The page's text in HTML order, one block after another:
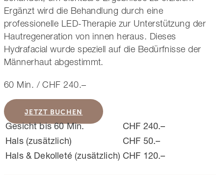
Ergänzt wird die Behandlung durch eine
professionelle LED-Therapie zur Unterstützung der
Hautregeneration von innen heraus. Dieses
Hydrafacial wurde speziell auf die Bedürfnisse der
Männerhaut abgestimmt.
60 Min. / CHF 240.–
JETZT BUCHEN
Gesicht bis 60 Min.
CHF 240.–
Hals (zusätzlich)
CHF 50.–
Hals & Dekolleté (zusätzlich) CHF 120.–